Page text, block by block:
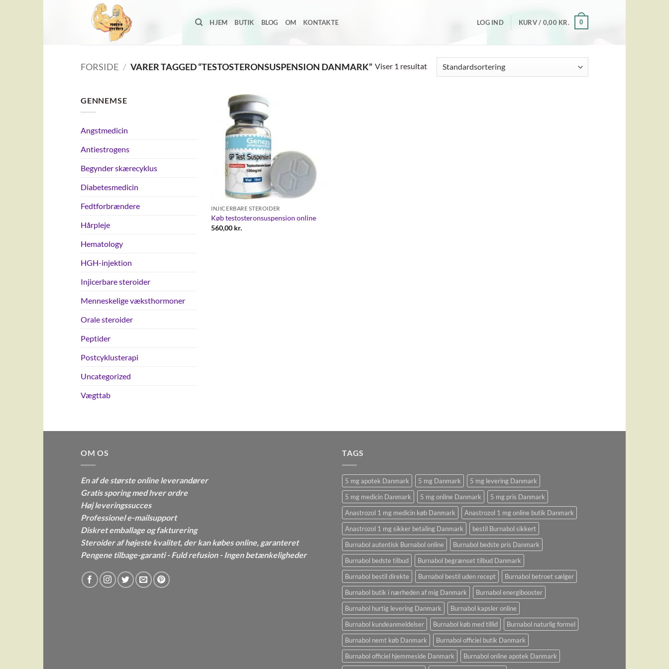
HJEM BUTIK BLOG OM KONTAKTE LOG IND KURV / 0,00 KR. 0
FORSIDE / VARER TAGGED “TESTOSTERONSUSPENSION DANMARK” Viser 1 resultat
GENNEMSE
Angstmedicin
Antiestrogens
Begynder skærecyklus
Diabetesmedicin
Fedtforbrændere
Hårpleje
Hematology
HGH-injektion
Injicerbare steroider
Menneskelige væksthormoner
Orale steroider
Peptider
Postcyklusterapi
Uncategorized
Vægttab
INJICERBARE STEROIDER
Køb testosteronsuspension online
560,00 kr.
OM OS
En af de største online leverandører
Gratis sporing med hver ordre
Høj leveringssucces
Professionel e-mailsupport
Diskret emballage og fakturering
Steroider af højeste kvalitet, der kan købes online, garanteret
Pengene tilbage-garanti - Fuld refusion - Ingen betænkeligheder
TAGS
5 mg apotek Danmark 5 mg Danmark
5 mg levering Danmark
5 mg medicin Danmark
5 mg online Danmark
5 mg pris Danmark
Anastrozol 1 mg medicin køb Danmark
Anastrozol 1 mg online butik Danmark
Anastrozol 1 mg sikker betaling Danmark
bestil Burnabol sikkert
Burnabol autentisk Burnabol online
Burnabol bedste pris Danmark
Burnabol bedste tilbud
Burnabol begrænset tilbud Danmark
Burnabol bestil direkte
Burnabol bestil uden recept
Burnabol betroet sælger
Burnabol butik i nærheden af ​​mig Danmark
Burnabol energibooster
Burnabol hurtig levering Danmark
Burnabol kapsler online
Burnabol kundeanmeldelser
Burnabol køb med tillid
Burnabol naturlig formel
Burnabol nemt køb Danmark
Burnabol officiel butik Danmark
Burnabol officiel hjemmeside Danmark
Burnabol online apotek Danmark